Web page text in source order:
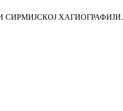
СИРМИЈСКОЈ ХАГИОГРАФИЈИ.